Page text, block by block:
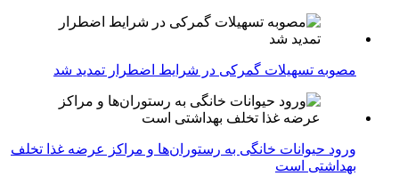
مصوبه تسهیلات گمرکی در شرایط اضطرار تمدید شد
ورود حیوانات خانگی به رستوران‌ها و مراکز عرضه غذا تخلف
بهداشتی است